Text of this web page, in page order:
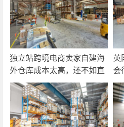
独立站跨境电商卖家自建海
外仓库成本太高，还不如直
接找第三方自营海外仓！
英
会
还